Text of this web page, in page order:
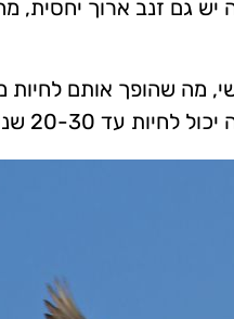
גם זנב ארוך יחסית,
מה שהופך אותם
20-30 שנים בשבי.